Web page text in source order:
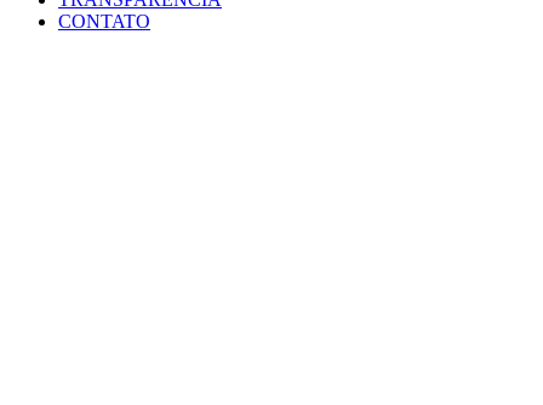
CONTATO